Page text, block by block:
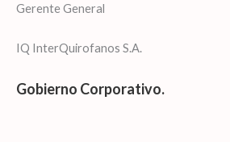
Gerente General
IQ InterQuirofanos S.A.
Gobierno Corporativo.